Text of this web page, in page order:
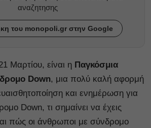
αναζητησης
του monopoli.gr στην Google
Μαρτίου, είναι η Παγκόσμια
Down, μια πολύ καλή αφορμή
και ενημέρωση για
Down, τι σημαίνει να έχεις
πώς οι άνθρωποι με σύνδρομο